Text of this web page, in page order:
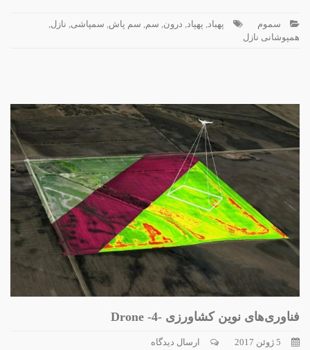
سموم پهباد پهپاد درون سم سم پاش سمپاشی نازل
همپوشانی نازل
فناوری‌های نوین کشاورزی -4- Drone
5 ژوئن 2017 ارسال دیدگاه